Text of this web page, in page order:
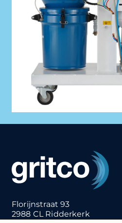
Florijnstraat 93
2988 CL Ridderkerk